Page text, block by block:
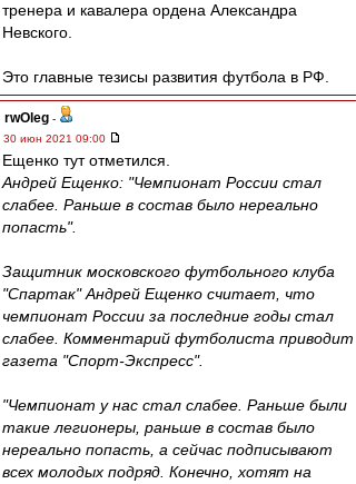
тренера и кавалера ордена Александра
Невского.
Это главные тезисы развития футбола в РФ.
rwOleg -
30 июн 2021 09:00
Ещенко тут отметился.
Андрей Ещенко: "Чемпионат России стал
слабее. Раньше в состав было нереально
попасть".
Защитник московского футбольного клуба
"Спартак" Андрей Ещенко считает, что
чемпионат России за последние годы стал
слабее. Комментарий футболиста приводит
газета "Спорт-Экспресс".
"Чемпионат у нас стал слабее. Раньше были
такие легионеры, раньше в состав было
нереально попасть, а сейчас подписывают
всех молодых подряд. Конечно, хотят на